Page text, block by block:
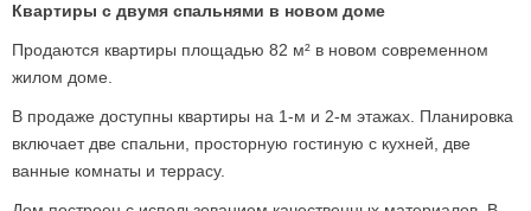
Квартиры с двумя спальнями в новом доме
Продаются квартиры площадью 82 м² в новом современном
жилом доме.
В продаже доступны квартиры на 1-м и 2-м этажах. Планировка
включает две спальни, просторную гостиную с кухней, две
ванные комнаты и террасу.